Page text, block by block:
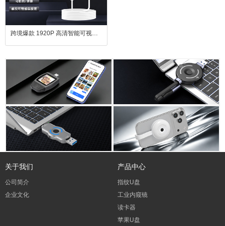
跨境爆款 1920P 高清智能可视耳镜 手机直连掏耳护理套装
关于我们
公司简介
企业文化
产品中心
指纹U盘
工业内窥镜
读卡器
苹果U盘